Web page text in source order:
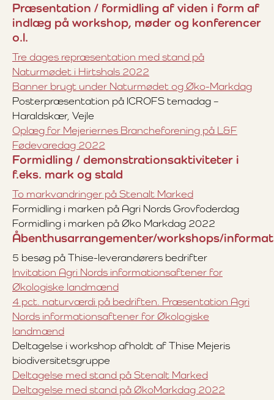
Præsentation / formidling af viden i form af
indlæg på workshop, møder og konferencer
o.l.
Tre dages repræsentation med stand på
Naturmødet i Hirtshals 2022
Banner brugt under Naturmødet og Øko-Markdag
Posterpræsentation på ICROFS temadag –
Haraldskær, Vejle
Oplæg for Mejeriernes Brancheforening på L&F
Fødevaredag 2022
Formidling / demonstrationsaktiviteter i
f.eks. mark og stald
To markvandringer på Stenalt Marked
Formidling i marken på Agri Nords Grovfoderdag
Formidling i marken på Øko Markdag 2022
Åbenthusarrangementer/workshops/
5 besøg på Thise-leverandørers bedrifter
Invitation Agri Nords informationsaftener for
Økologiske landmænd
4 pct. naturværdi på bedriften. Præsentation Agri
Nords informationsaftener for Økologiske
landmænd
Deltagelse i workshop afholdt af Thise Mejeris
biodiversitetsgruppe
Deltagelse med stand på Stenalt Marked
Deltagelse med stand på ØkoMarkdag 2022